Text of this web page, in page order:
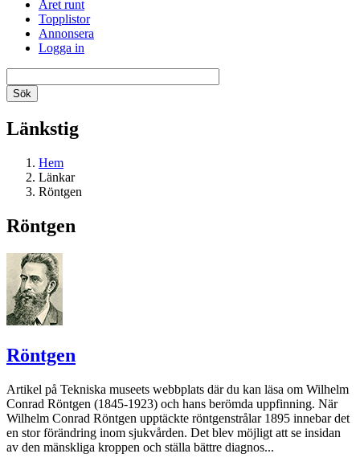
Året runt
Topplistor
Annonsera
Logga in
Länkstig
Hem
Länkar
Röntgen
Röntgen
Röntgen
Artikel på Tekniska museets webbplats där du kan läsa om Wilhelm
Conrad Röntgen (1845-1923) och hans berömda uppfinning. När
Wilhelm Conrad Röntgen upptäckte röntgenstrålar 1895 innebar det
en stor förändring inom sjukvården. Det blev möjligt att se insidan
av den mänskliga kroppen och ställa bättre diagnos...